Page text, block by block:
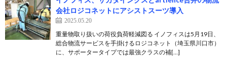
会社ロジコネットにアシストスーツ導入
2025.05.20
重量物取り扱いの荷役負荷軽減図る イノフィスは5月19日、
総合物流サービスを手掛けるロジコネット（埼玉県川口市）
に、サポータータイプでは最強クラスの補[…]